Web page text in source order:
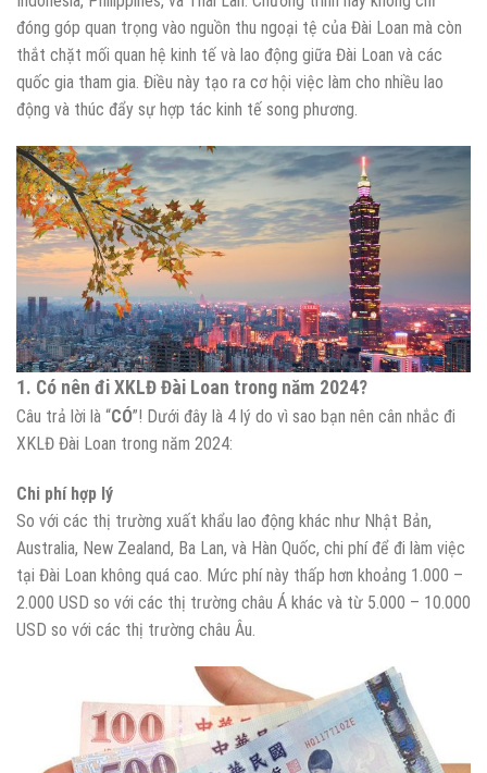
đóng góp quan trọng vào nguồn thu ngoại tệ của Đài Loan mà còn
thắt chặt mối quan hệ kinh tế và lao động giữa Đài Loan và các
quốc gia tham gia. Điều này tạo ra cơ hội việc làm cho nhiều lao
động và thúc đẩy sự hợp tác kinh tế song phương.
1. Có nên đi XKLĐ Đài Loan trong năm 2024?
Câu trả lời là “CÓ”! Dưới đây là 4 lý do vì sao bạn nên cân nhắc đi
XKLĐ Đài Loan trong năm 2024:
Chi phí hợp lý
So với các thị trường xuất khẩu lao động khác như Nhật Bản,
Australia, New Zealand, Ba Lan, và Hàn Quốc, chi phí để đi làm việc
tại Đài Loan không quá cao. Mức phí này thấp hơn khoảng 1.000 –
2.000 USD so với các thị trường châu Á khác và từ 5.000 – 10.000
USD so với các thị trường châu Âu.